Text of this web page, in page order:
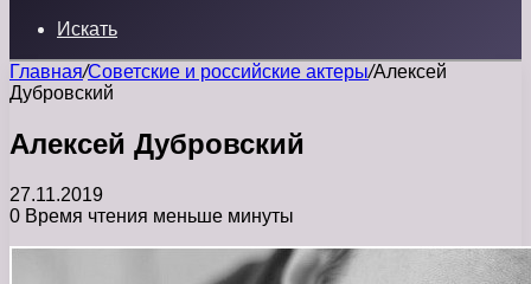
Искать
Главная/Советские и российские актеры/Алексей
Дубровский
Алексей Дубровский
27.11.2019
0 Время чтения меньше минуты